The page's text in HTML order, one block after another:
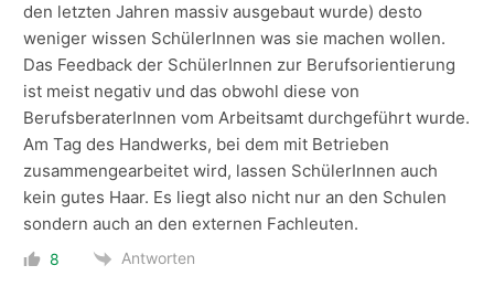
den letzten Jahren massiv ausgebaut wurde) desto
weniger wissen SchülerInnen was sie machen wollen.
Das Feedback der SchülerInnen zur Berufsorientierung
ist meist negativ und das obwohl diese von
BerufsberaterInnen vom Arbeitsamt durchgeführt wurde.
Am Tag des Handwerks, bei dem mit Betrieben
zusammengearbeitet wird, lassen SchülerInnen auch
kein gutes Haar. Es liegt also nicht nur an den Schulen
sondern auch an den externen Fachleuten.
8 Antworten